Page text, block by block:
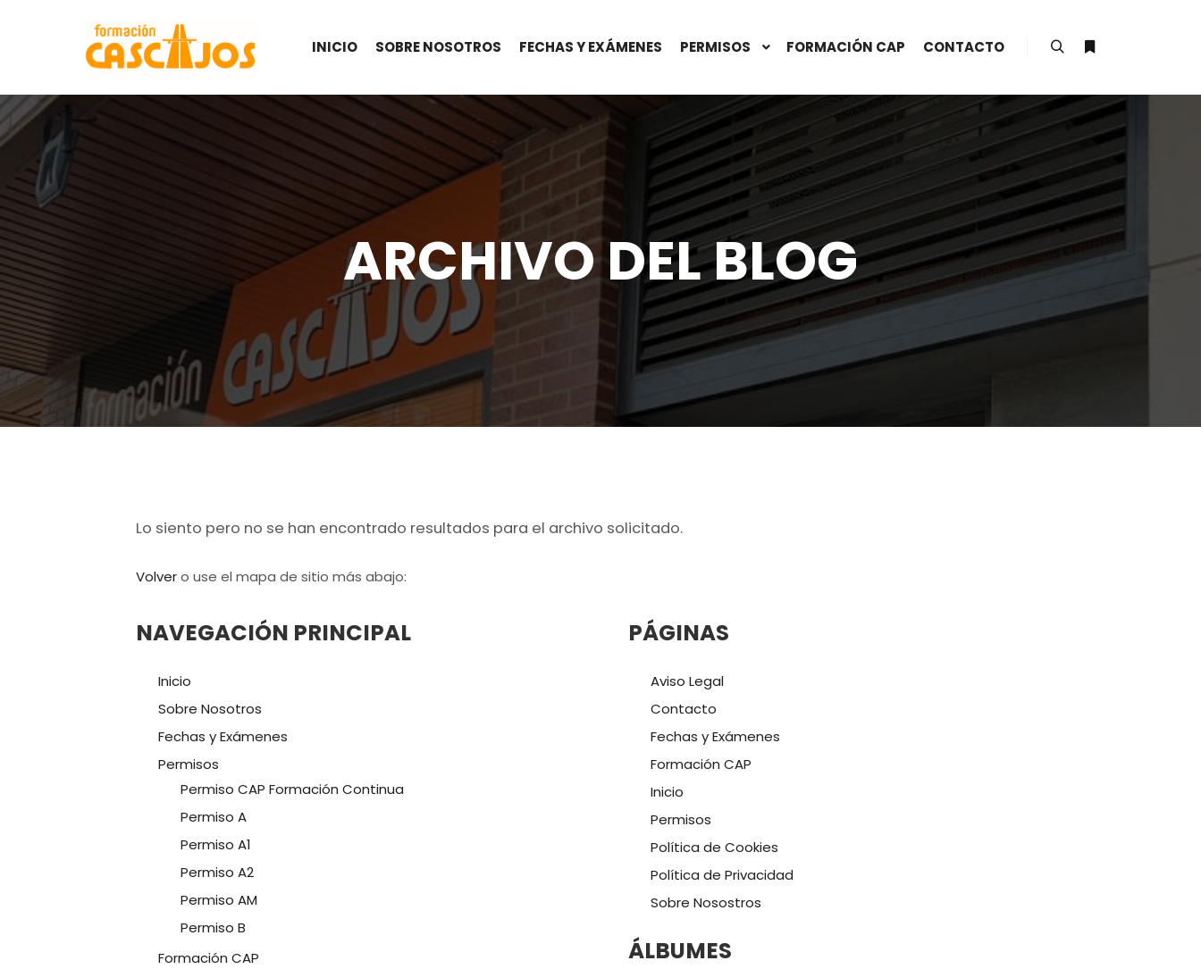
INICIO SOBRE NOSOTROS FECHAS Y EXÁMENES PERMISOS FORMACIÓN CAP CONTACTO
ARCHIVO DEL BLOG
Lo siento pero no se han encontrado resultados para el archivo solicitado.
Volvero use el mapa de sitio más abajo:
NAVEGACIÓN PRINCIPAL
Inicio
Sobre Nosotros
Fechas y Exámenes
Permisos
Permiso CAP Formación Continua
Permiso A
Permiso A1
Permiso A2
Permiso AM
Permiso B
Formación CAP
PÁGINAS
Aviso Legal
Contacto
Fechas y Exámenes
Formación CAP
Inicio
Permisos
Política de Cookies
Política de Privacidad
Sobre Nosostros
ÁLBUMES